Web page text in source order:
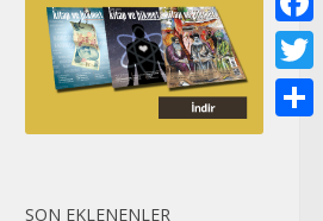
SON EKLENENLER